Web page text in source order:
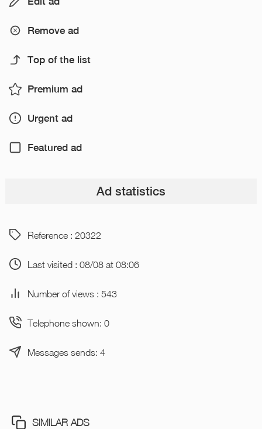
Remove ad
Top of the list
Premium ad
Urgent ad
Featured ad
Ad statistics
Reference : 20322
Last visited : 08/08 at 08:06
Number of views : 543
Telephone shown: 0
Messages sends: 4
SIMILAR ADS